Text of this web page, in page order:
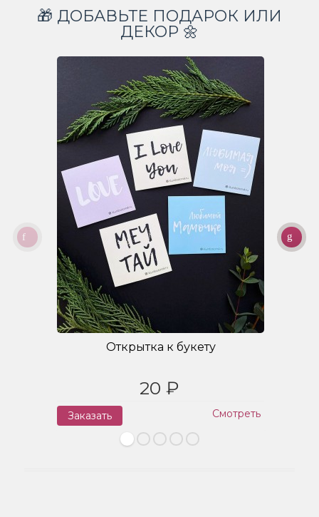
🎁 ДОБАВЬТЕ ПОДАРОК ИЛИ
ДЕКОР 🌼
Открытка к букету
20 ₽
Заказать Смотреть